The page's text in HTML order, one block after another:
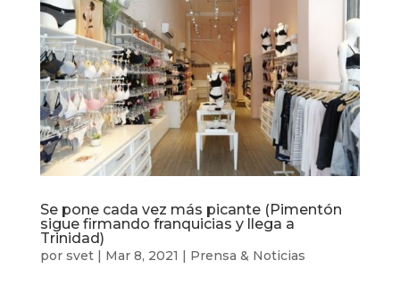
Se pone cada vez más picante (Pimentón
sigue firmando franquicias y llega a
Trinidad)
por svet| Mar 8, 2021 | Prensa & Noticias